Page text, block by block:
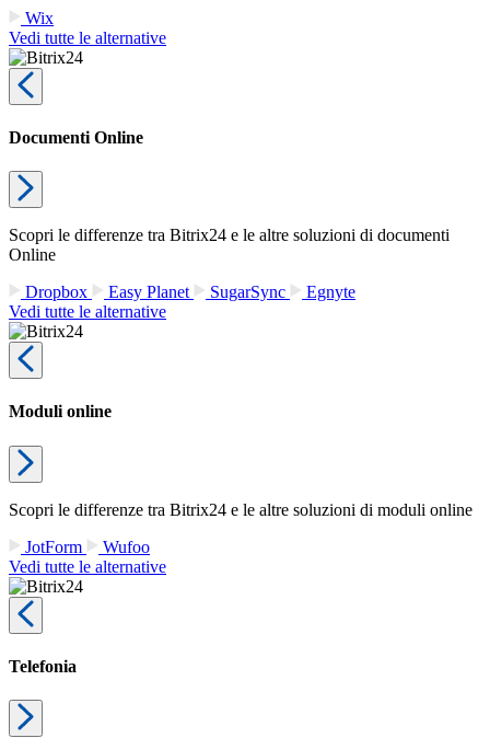
Wix
Vedi tutte le alternative
Documenti Online
Scopri le differenze tra Bitrix24 e le altre soluzioni di documenti
Online
Dropbox
Easy Planet SugarSync
Egnyte
Vedi tutte le alternative
Moduli online
Scopri le differenze tra Bitrix24 e le altre soluzioni di moduli online
JotForm
Wufoo
Vedi tutte le alternative
Telefonia